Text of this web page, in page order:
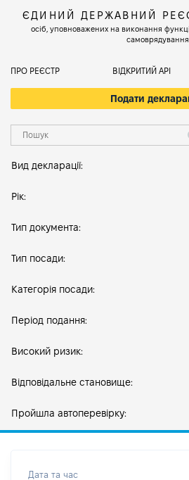
ЄДИНИЙ ДЕРЖАВНИЙ
осіб, уповноважених на виконання
самоврядування
ПРО РЕЄСТР ВІДКРИТИЙ АРІ
Подати
Вид декларації:
Рік:
Тип документа:
Тип посади:
Категорія посади:
Період подання:
Високий ризик:
Відповідальне становище:
Пройшла автоперевірку:
Дата та час